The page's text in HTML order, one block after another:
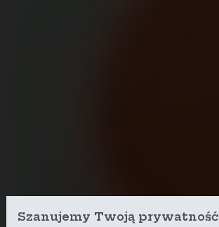
Szanujemy Twoją prywatność